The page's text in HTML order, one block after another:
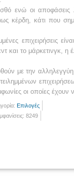
ενώ οι
κέρδη, κάτι που
και το μάρκετινγκ,
με την αλληλεγγύη
οι οποίες
Επιλογές
8249